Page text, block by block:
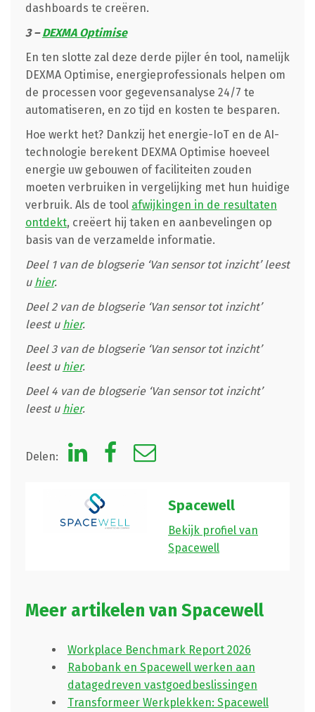
dashboards te creëren.
3 –DEXMA Optimise
En ten slotte zal deze derde pijler én tool, namelijk
DEXMA Optimise, energieprofessionals helpen om
de processen voor gegevensanalyse 24/7 te
automatiseren, en zo tijd en kosten te besparen.
Hoe werkt het? Dankzij het energie-IoT en de AI-
technologie berekent DEXMA Optimise hoeveel
energie uw gebouwen of faciliteiten zouden
moeten verbruiken in vergelijking met hun huidige
verbruik. Als de tool afwijkingen in de resultaten
ontdekt, creëert hij taken en aanbevelingen op
basis van de verzamelde informatie.
Deel 1 van de blogserie ‘Van sensor tot inzicht’ leest
u hier.
Deel 2 van de blogserie ‘Van sensor tot inzicht’
leest u hier.
Deel 3 van de blogserie ‘Van sensor tot inzicht’
leest u hier.
Deel 4 van de blogserie ‘Van sensor tot inzicht’
leest u hier.
Delen:
Spacewell
Bekijk profiel van
Spacewell
Meer artikelen van Spacewell
Workplace Benchmark Report 2026
Rabobank en Spacewell werken aan
datagedreven vastgoedbeslissingen
Transformeer Werkplekken: Spacewell